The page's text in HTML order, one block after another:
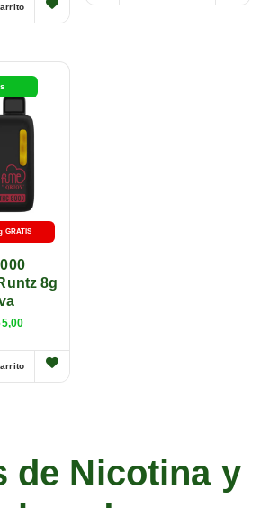
GRATIS
8g
de Nicotina y